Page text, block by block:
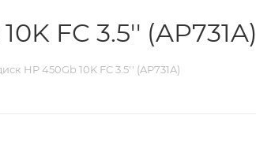
FC 3.5'' (AP731A)
HP 450Gb 10K FC 3.5'' (AP731A)